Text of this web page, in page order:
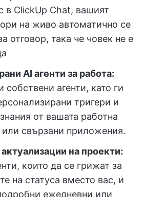
в ClickUp Chat, вашият
на живо автоматично се
отговор, така че човек не е
AI агенти за работа:
собствени агенти, като ги
тригери и
от вашата работна
или свързани приложения.
на проекти:
които да се грижат за
на статуса вместо вас, и
ежедневни или